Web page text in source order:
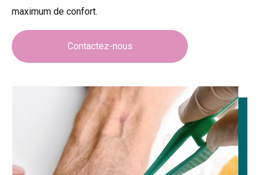
maximum de confort.
Contactez-nous